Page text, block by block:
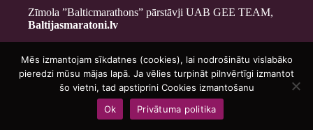
Zīmola ”Balticmarathons” pārstāvji UAB GEE TEAM,
Baltijasmaratoni.lv
Kontakti
Par mums
Brīvprātīgajiem
Privātuma politika
Copyright © 2026 - Baltijasmaratoni.lv
Mēs izmantojam sīkdatnes (cookies), lai nodrošinātu vislabāko
pieredzi mūsu mājas lapā. Ja vēlies turpināt pilnvērtīgi izmantot
šo vietni, tad apstiprini Cookies izmantošanu
Ok
Privātuma politika